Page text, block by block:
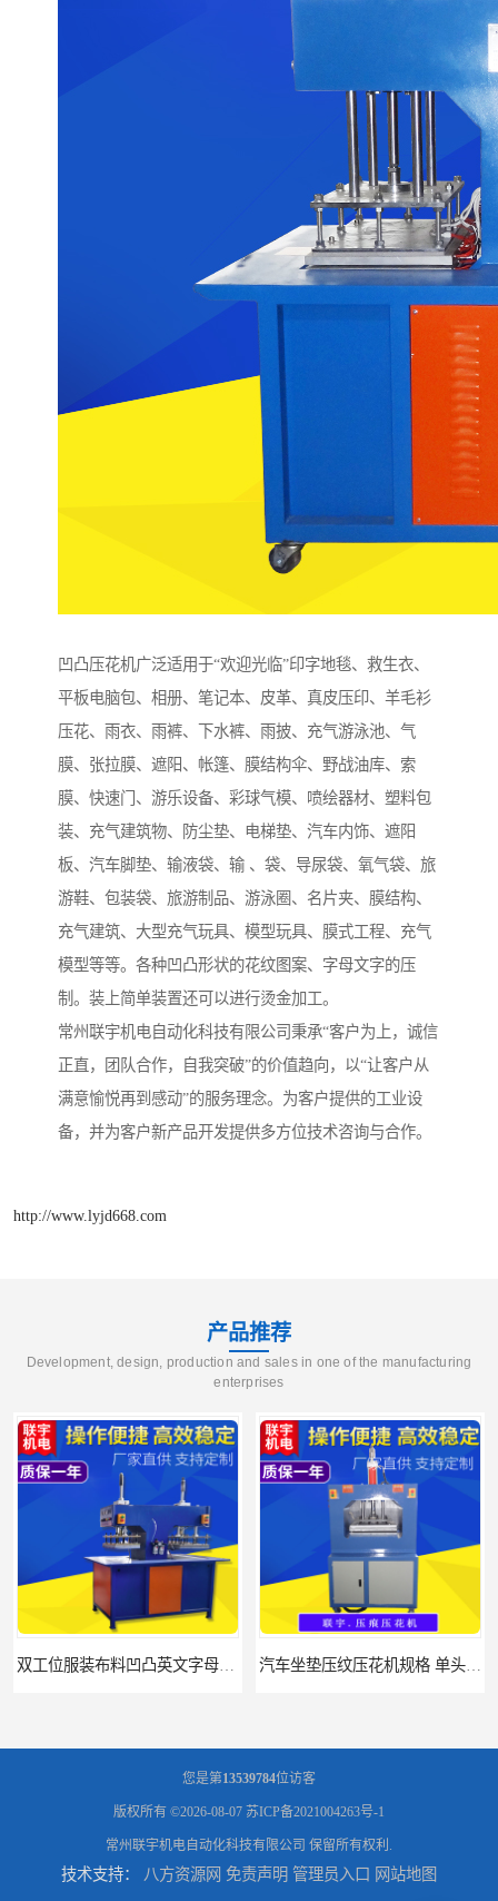
凹凸压花机广泛适用于“欢迎光临”印字地毯、救生衣、
平板电脑包、相册、笔记本、皮革、真皮压印、羊毛衫
压花、雨衣、雨裤、下水裤、雨披、充气游泳池、气
膜、张拉膜、遮阳、帐篷、膜结构伞、野战油库、索
膜、快速门、游乐设备、彩球气模、喷绘器材、塑料包
装、充气建筑物、防尘垫、电梯垫、汽车内饰、遮阳
板、汽车脚垫、输液袋、输 、袋、导尿袋、氧气袋、旅
游鞋、包装袋、旅游制品、游泳圈、名片夹、膜结构、
充气建筑、大型充气玩具、模型玩具、膜式工程、充气
模型等等。各种凹凸形状的花纹图案、字母文字的压
制。装上简单装置还可以进行烫金加工。
常州联宇机电自动化科技有限公司秉承“客户为上，诚信
正直，团队合作，自我突破”的价值趋向，以“让客户从
满意愉悦再到感动”的服务理念。为客户提供的工业设
备，并为客户新产品开发提供多方位技术咨询与合作。
http://www.lyjd668.com
产品推荐
Development, design, production and sales in one of the manufacturing
enterprises
浙江布料凹凸4d压纹机生产厂家 服装凹凸4d压纹植胶机 经济实惠
您是第13539784位访客
版权所有 ©2026-08-07 苏ICP备2021004263号-1
常州联宇机电自动化科技有限公司 保留所有权利.
技术支持： 八方资源网 免责声明 管理员入口 网站地图